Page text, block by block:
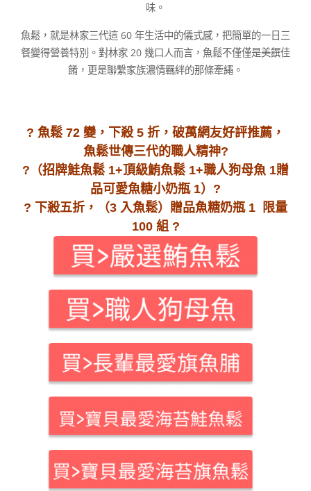
味。
魚鬆，就是林家三代這 60 年生活中的儀式感，把簡單的一日三
餐變得營養特別。對林家 20 幾口人而言，魚鬆不僅僅是美饌佳
餚，更是聯繫家族濃情羈絆的那條牽繩。
? 魚鬆 72 變，下殺 5 折，破萬網友好評推薦，
魚鬆世傳三代的職人精神?
?（招牌鮭魚鬆 1+頂級鮪魚鬆 1+職人狗母魚 1贈
品可愛魚糖小奶瓶 1）?
? 下殺五折，（3 入魚鬆）贈品魚糖奶瓶 1 限量
100 組 ?